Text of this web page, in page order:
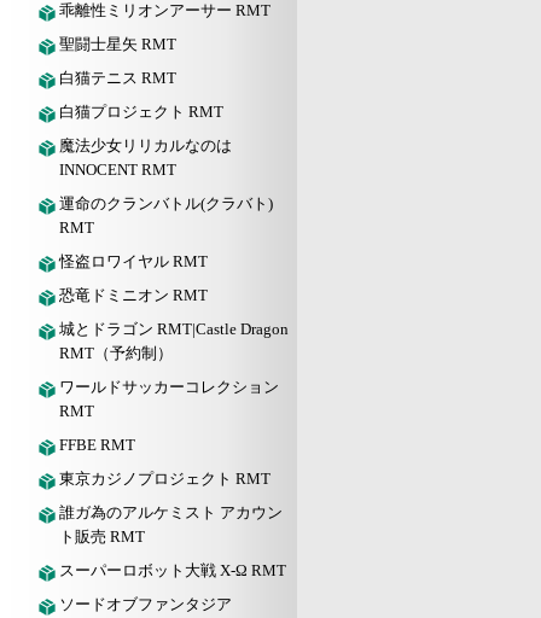
乖離性ミリオンアーサー RMT
聖闘士星矢 RMT
白猫テニス RMT
白猫プロジェクト RMT
魔法少女リリカルなのは
INNOCENT RMT
運命のクランバトル(クラバト)
RMT
怪盗ロワイヤル RMT
恐竜ドミニオン RMT
城とドラゴン RMT|Castle Dragon
RMT（予約制）
ワールドサッカーコレクション
RMT
FFBE RMT
東京カジノプロジェクト RMT
誰ガ為のアルケミスト アカウン
ト販売 RMT
スーパーロボット大戦 X-Ω RMT
ソードオブファンタジア